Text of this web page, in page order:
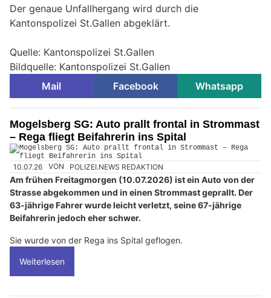
Der genaue Unfallhergang wird durch die
Kantonspolizei St.Gallen abgeklärt.
Quelle: Kantonspolizei St.Gallen
Bildquelle: Kantonspolizei St.Gallen
Mail
Facebook Whatsapp
Mogelsberg SG: Auto prallt frontal in Strommast
– Rega fliegt Beifahrerin ins Spital
10.07.26 VON POLIZEI.NEWS REDAKTION
Am frühen Freitagmorgen (10.07.2026) ist ein Auto von der
Strasse abgekommen und in einen Strommast geprallt. Der
63-jährige Fahrer wurde leicht verletzt, seine 67-jährige
Beifahrerin jedoch eher schwer.
Sie wurde von der Rega ins Spital geflogen.
Weiterlesen